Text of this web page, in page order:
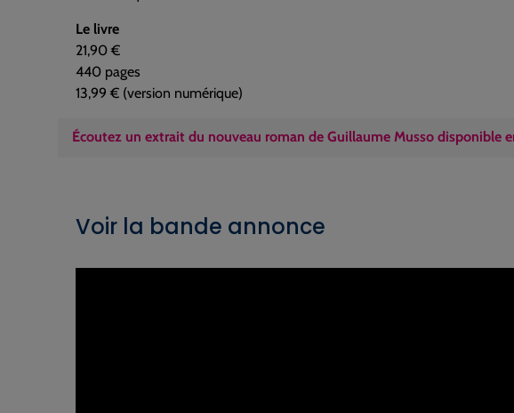
Le livre
21,90 €
440 pages
13,99 € (version numérique)
Écoutez un extrait du nouveau roman de Guillaume Musso disponible
Voir la bande annonce